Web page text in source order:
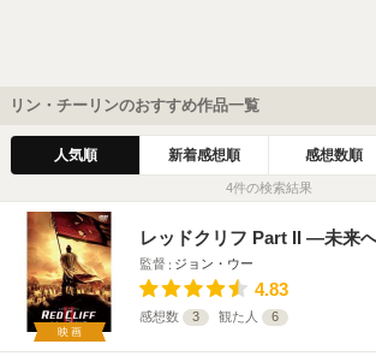
リン・チーリンのおすすめ作品一覧
人気順 新着感想順 感想数順
4件の検索結果
映画
レッドクリフ Part II —未来
監督 ジョン・ウー
4.83
感想数 3 観た人 6